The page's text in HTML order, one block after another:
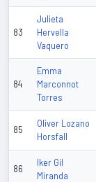
83
Julieta
Hervella
Vaquero
84
Emma
Marconnot
Torres
85
Oliver Lozano
Horsfall
86
Iker Gil
Miranda